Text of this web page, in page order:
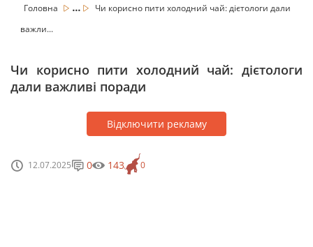
Головна ...
Чи корисно пити холодний чай: дієтологи дали
важли...
Чи корисно пити холодний чай: дієтологи
дали важливі поради
Відключити рекламу
12.07.2025 0
0 143